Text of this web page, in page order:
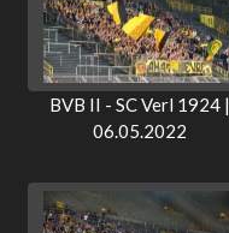
BVB II - SC Verl 1924 |
06.05.2022